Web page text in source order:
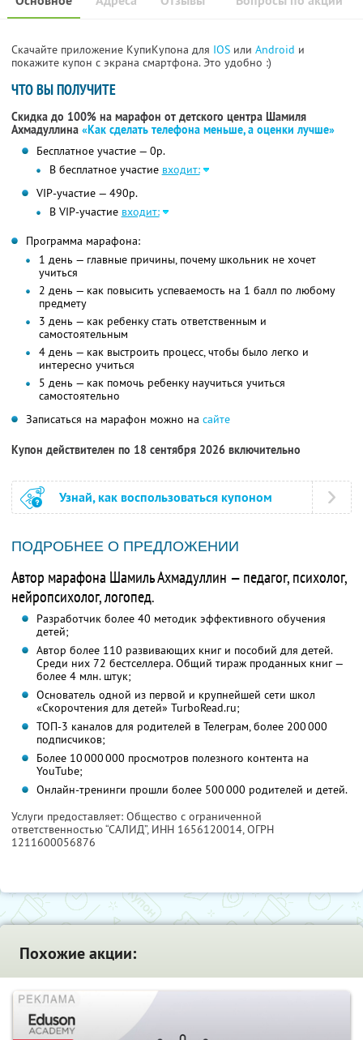
Скачайте приложение КупиКупона для IOS или Android и
покажите купон с экрана смартфона. Это удобно :)
ЧТО ВЫ ПОЛУЧИТЕ
Скидка до 100% на марафон от детского центра Шамиля
Ахмадуллина «Как сделать телефона меньше, а оценки лучше»
Бесплатное участие — 0р.
В бесплатное участие входит:
VIP-участие — 490р.
В VIP-участие входит:
Программа марафона:
1 день — главные причины, почему школьник не хочет
учиться
2 день — как повысить успеваемость на 1 балл по любому
предмету
3 день — как ребенку стать ответственным и
самостоятельным
4 день — как выстроить процесс, чтобы было легко и
интересно учиться
5 день — как помочь ребенку научиться учиться
самостоятельно
Записаться на марафон можно на сайте
Купон действителен по 18 сентября 2026 включительно
Узнай, как воспользоваться купоном
ПОДРОБНЕЕ О ПРЕДЛОЖЕНИИ
Автор марафона Шамиль Ахмадуллин — педагог, психолог,
нейропсихолог, логопед.
Разработчик более 40 методик эффективного обучения
детей;
Автор более 110 развивающих книг и пособий для детей.
Среди них 72 бестселлера. Общий тираж проданных книг —
более 4 млн. штук;
Основатель одной из первой и крупнейшей сети школ
«Скорочтения для детей» TurboRead.ru;
ТОП-3 каналов для родителей в Телеграм, более 200 000
подписчиков;
Более 10 000 000 просмотров полезного контента на
YouTube;
Онлайн-тренинги прошли более 500 000 родителей и детей.
Услуги предоставляет: Общество с ограниченной
ответственностью “САЛИД”, ИНН 1656120014, ОГРН
1211600056876
Похожие акции: